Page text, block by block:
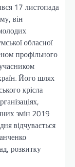
17 листопада
він
обласної
профільного
Його шлях
крісла
змін 2019
відчувається
розвитку